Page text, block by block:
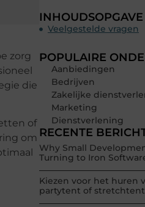
zorg
die
of
om
INHOUDSOPGAVE
Veelgestelde vragen
POPULAIRE
Aanbiedingen
Bedrijven
Zakelijke
Marketing
Dienstverlening
RECENTE
Why Small
Turning to Iron
Kiezen voor het huren
partytent of